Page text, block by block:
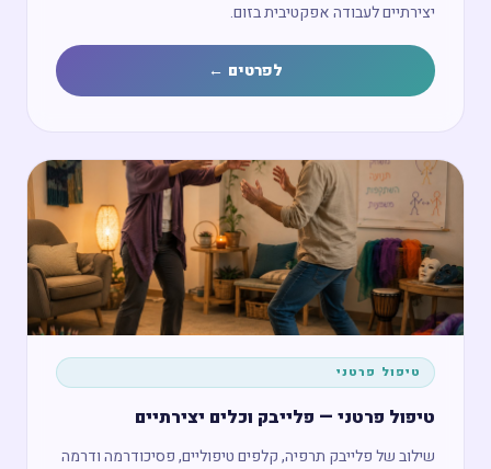
יצירתיים לעבודה אפקטיבית בזום.
לפרטים ←
טיפול פרטני
טיפול פרטני — פלייבק וכלים יצירתיים
שילוב של פלייבק תרפיה, קלפים טיפוליים, פסיכודרמה ודרמה